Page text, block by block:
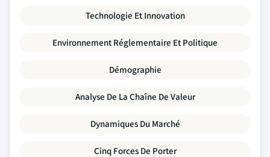
Technologie Et Innovation
Environnement Réglementaire Et Politique
Démographie
Analyse De La Chaîne De Valeur
Dynamiques Du Marché
Cinq Forces De Porter